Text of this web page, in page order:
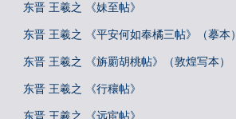
东晋 王羲之 《妹至帖》
东晋 王羲之 《平安何如奉橘三帖》（摹本）
东晋 王羲之 《旃罽胡桃帖》（敦煌写本）
东晋 王羲之 《行穰帖》
东晋 王羲之 《远宦帖》